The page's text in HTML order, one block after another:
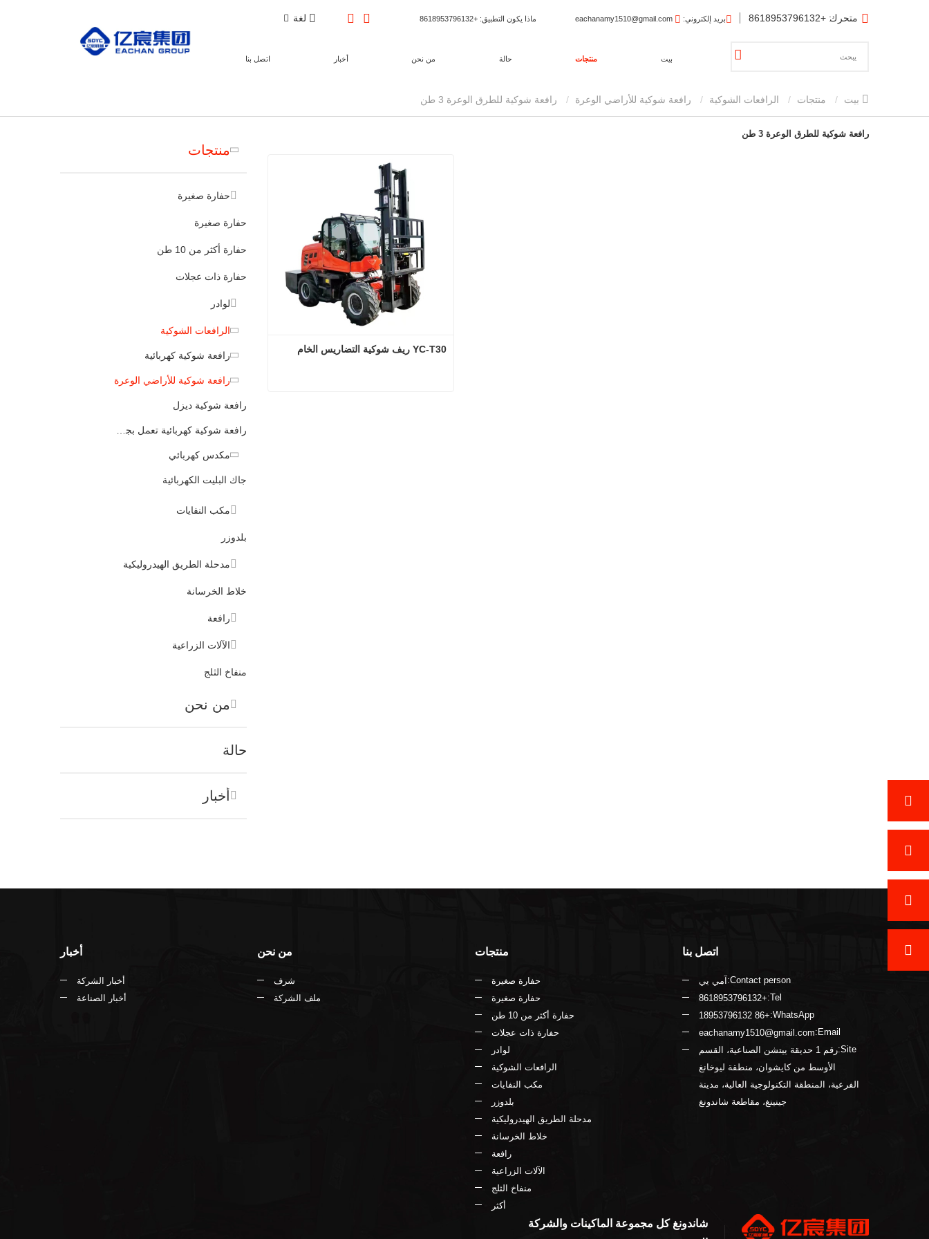
بيت منتجات حالة من نحن أخبار اتصل بنا
متحرك: +8618953796132 بريد إلكتروني: eachanamy1510@gmail.com ماذا يكون التطبيق: +8618953796132 لغة
منتجات الرافعات الشوكية رافعة شوكية للأراضي الوعرة
منتجات
حفارة صغيرة
حفارة صغيرة
حفارة أكثر من 10 طن
حفارة ذات عجلات
لوادر
الرافعات الشوكية
رافعة شوكية كهربائية
رافعة شوكية للأراضي الوعرة
رافعة شوكية ديزل
مكدس كهربائي
جاك البليت الكهربائية
مكب النفايات
بلدوزر
مدحلة الطريق الهيدروليكية
خلاط الخرسانة
رافعة
الآلات الزراعية
منفاخ الثلج
من نحن
حالة
أخبار
رافعة شوكية للطرق الوعرة 3 طن
YC-T30 ريف شوكية التضاريس الخام
من نحن
شرف
ملف الشركة
أخبار
أخبار الشركة
أخبار الصناعة
منتجات
حفارة صغيرة
حفارة صغيرة
حفارة أكثر من 10 طن
حفارة ذات عجلات
لوادر
الرافعات الشوكية
مكب النفايات
بلدوزر
مدحلة الطريق الهيدروليكية
خلاط الخرسانة
رافعة
الآلات الزراعية
منفاخ الثلج
أكثر
اتصل بنا
Contact person: آمي يي
Tel:
+8618953796132
WhatsApp:
+86 18953796132
Email:
eachanamy1510@gmail.com
Site:
رقم 1 حديقة ييتشن الصناعية، القسم
الأوسط من كايشوان، منطقة ليوخانغ
الفرعية، المنطقة التكنولوجية العالية، مدينة
جينينغ، مقاطعة شاندونغ
شاندونغ كل مجموعة الماكينات والشركة